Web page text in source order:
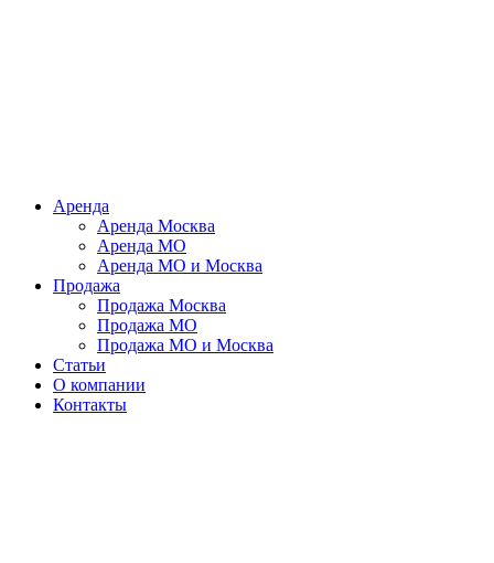
Аренда
Аренда Москва
Аренда МО
Аренда МО и Москва
Продажа
Продажа Москва
Продажа МО
Продажа МО и Москва
Статьи
О компании
Контакты